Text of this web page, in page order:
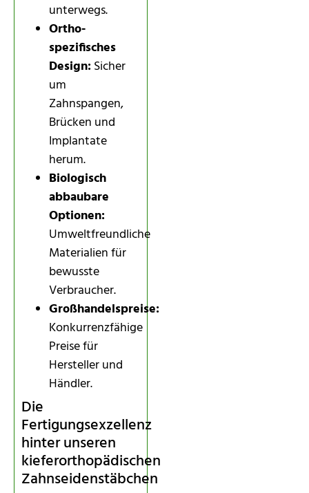
unterwegs.
Ortho-
spezifisches
Design:Sicher
um
Zahnspangen,
Brücken und
Implantate
herum.
Biologisch
abbaubare
Optionen:
Umweltfreundliche
Materialien für
bewusste
Verbraucher.
Großhandelspreise:
Konkurrenzfähige
Preise für
Hersteller und
Händler.
Die
Fertigungsexzellenz
hinter unseren
kieferorthopädischen
Zahnseidenstäbchen